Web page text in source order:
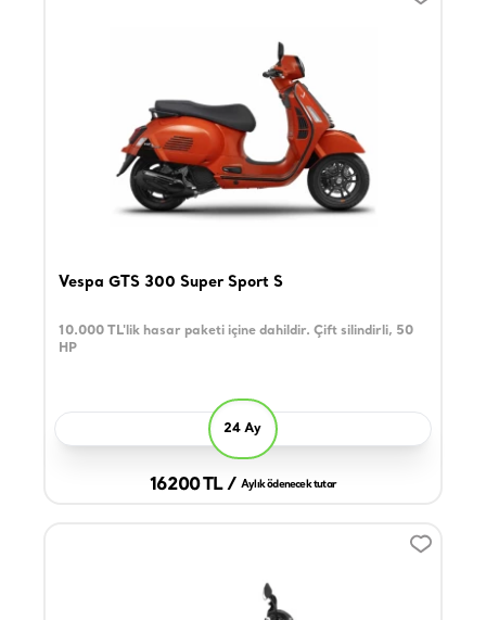
Vespa GTS 300 Super Sport S
10.000 TL'lik hasar paketi içine dahildir. Çift silindirli, 50
HP
24 Ay
16200 TL / Aylık ödenecek tutar